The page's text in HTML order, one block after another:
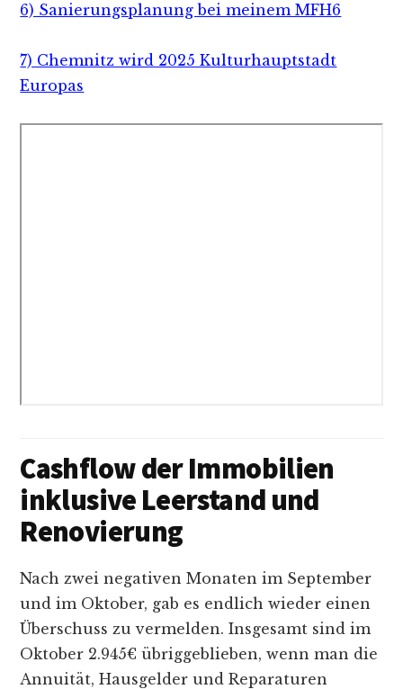
6) Sanierungsplanung bei meinem MFH6
7) Chemnitz wird 2025 Kulturhauptstadt
Europas
Cashflow der Immobilien
inklusive Leerstand und
Renovierung
Nach zwei negativen Monaten im September
und im Oktober, gab es endlich wieder einen
Überschuss zu vermelden. Insgesamt sind im
Oktober 2.945€ übriggeblieben, wenn man die
Annuität, Hausgelder und Reparaturen